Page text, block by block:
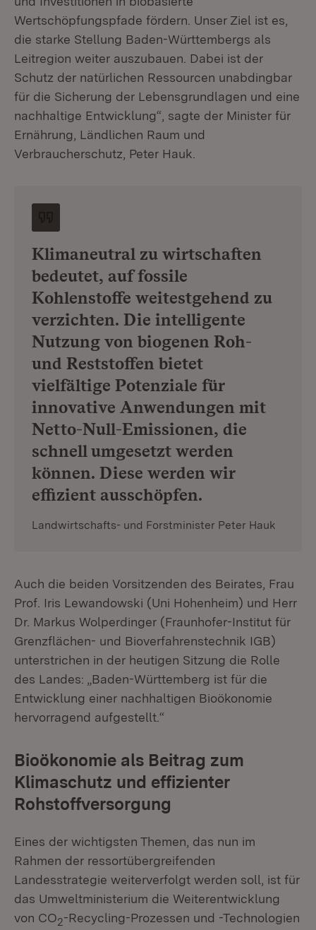
Wertschöpfungspfade fördern. Unser Ziel ist es,
die starke Stellung Baden-Württembergs als
Leitregion weiter auszubauen. Dabei ist der
Schutz der natürlichen Ressourcen unabdingbar
für die Sicherung der Lebensgrundlagen und eine
nachhaltige Entwicklung“, sagte der Minister für
Ernährung, Ländlichen Raum und
Verbraucherschutz, Peter Hauk.
Klimaneutral zu wirtschaften
bedeutet, auf fossile
Kohlenstoffe weitestgehend zu
verzichten. Die intelligente
Nutzung von biogenen Roh-
und Reststoffen bietet
vielfältige Potenziale für
innovative Anwendungen mit
Netto-Null-Emissionen, die
schnell umgesetzt werden
können. Diese werden wir
effizient ausschöpfen.
Landwirtschafts- und Forstminister Peter Hauk
Auch die beiden Vorsitzenden des Beirates, Frau
Prof. Iris Lewandowski (Uni Hohenheim) und Herr
Dr. Markus Wolperdinger (Fraunhofer-Institut für
Grenzflächen- und Bioverfahrenstechnik IGB)
unterstrichen in der heutigen Sitzung die Rolle
des Landes: „Baden-Württemberg ist für die
Entwicklung einer nachhaltigen Bioökonomie
hervorragend aufgestellt.“
Bioökonomie als Beitrag zum
Klimaschutz und effizienter
Rohstoffversorgung
Eines der wichtigsten Themen, das nun im
Rahmen der ressortübergreifenden
Landesstrategie weiterverfolgt werden soll, ist für
das Umweltministerium die Weiterentwicklung
von CO2-Recycling-Prozessen und -Technologien